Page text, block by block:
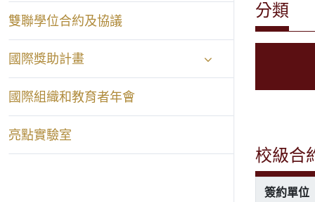
雙聯學位合約及協議
國際獎助計畫
國際組織和教育者年會
亮點實驗室
分類
校級合
簽約單位